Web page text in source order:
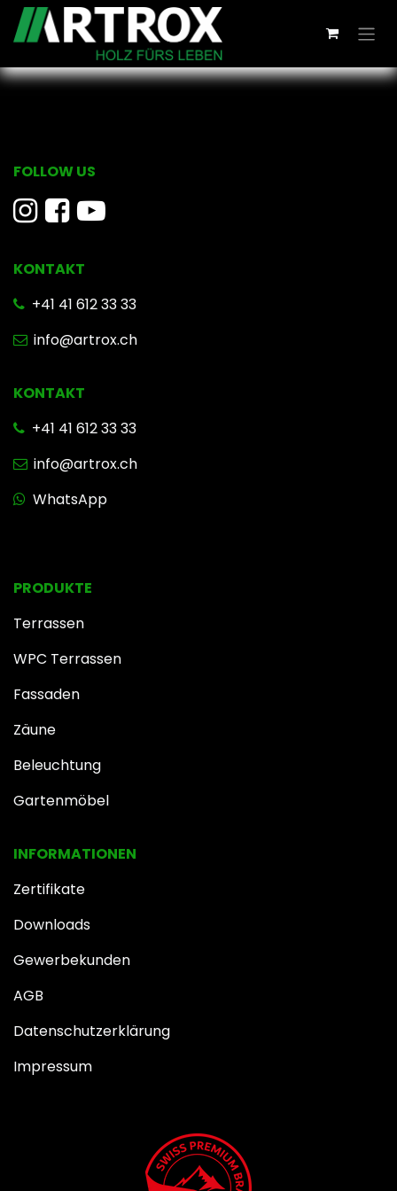
Zum Inhalt springen
FOLLOW US
KONTAKT
​ +41 41 612 33 33
info@artrox.ch
KONTAKT
+41 41 612 33 33
info@artrox.ch
WhatsApp
INFOR​MATIONEN
Zertifikate
Downloads
Gewerbekunden
AGB
Datenschutzerklärung
Impressum
PRODUKTE
Terrassen
WPC Terrassen
Fassaden
Zäune
Beleuchtung
Gartenmöbel